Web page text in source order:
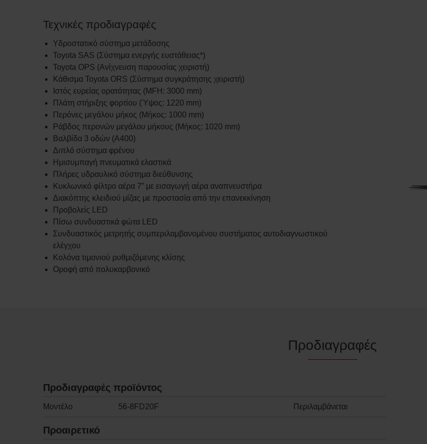
Τεχνικές προδιαγραφές
Υδροστατικό σύστημα μετάδοσης
Toyota SAS (Σύστημα ενεργής ευστάθειας*)
Toyota OPS (Ανίχνευση παρουσίας χειριστή)
Κάθισμα Toyota ORS (Σύστημα συγκράτησης χειριστή)
Ιστός ευρείας ορατότητας (MFH: 3000 mm)
Πλάτη στήριξης φορτίου (Ύψος: 1220 mm)
Περόνες μεγάλου μήκος (Μήκος: 1000 mm)
Ράβδος περονών μεγάλου μήκους (Μήκος: 1020 mm)
Βαλβίδα 3 οδών (A400)
Διπλό σύστημα φρένου
Ημισυμπαγή πνευματικά ελαστικά
Πλήρες υδραυλικό σύστημα διεύθυνσης
Κυκλωνικό φίλτρο αέρα 7” με εισαγωγή αέρα αναπνευστήρα
Διακόπτης κλειδιού μίζας με προστασία από την επανεκκίνηση
Προβολείς LED
Πίσω συνδυαστικά φώτα LED
Συνδυαστικός μετρητής συμπεριλαμβανομένου συστήματος αυτοδιαγνωστικού
ελέγχου
Κολόνα τιμονιού ρυθμιζόμενης κλίσης
Οροφή από πολυκαρβονικό
Προδιαγραφές
Προδιαγραφές προϊόντος
Μοντέλο 56-8FD20F Περιλαμβάνεται
Προαιρετικό